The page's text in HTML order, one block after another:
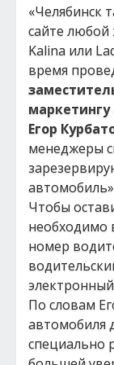
«Челябинск
сайте
Kalina или
время
Егор
менеджеры
Чтобы
необходимо
номер
По словам
автомобиля
специально